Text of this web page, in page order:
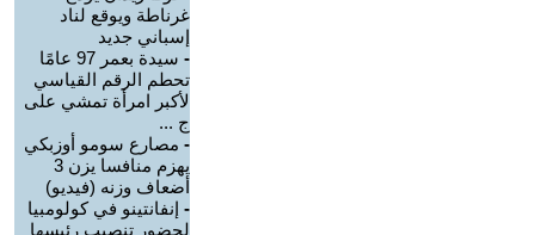
غرناطة ويوقع لناد
إسباني جديد
-
سيدة بعمر 97 عامًا
تحطم الرقم القياسي
لأكبر امرأة تمشي على
ج ...
- مصارع سومو أوزبكي
يهزم منافسا يزن 3
أضعاف وزنه (فيديو)
- إنفانتينو في كولومبيا
لحضور تنصيب رئيسها